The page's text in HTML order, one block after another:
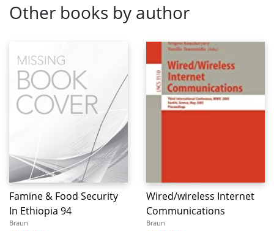
Other books by author
Famine & Food Security
In Ethiopia 94
Braun
Wired/wireless Internet
Communications
Braun